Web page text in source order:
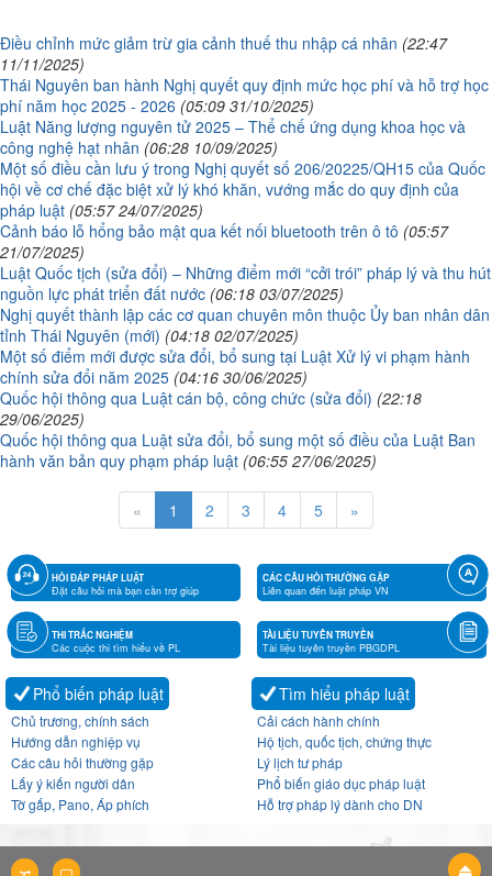
Điều chỉnh mức giảm trừ gia cảnh thuế thu nhập cá nhân (22:47
11/11/2025)
Thái Nguyên ban hành Nghị quyết quy định mức học phí và hỗ trợ học
phí năm học 2025 - 2026 (05:09 31/10/2025)
Luật Năng lượng nguyên tử 2025 – Thể chế ứng dụng khoa học và
công nghệ hạt nhân (06:28 10/09/2025)
Một số điều cần lưu ý trong Nghị quyết số 206/20225/QH15 của Quốc
hội về cơ chế đặc biệt xử lý khó khăn, vướng mắc do quy định của
pháp luật (05:57 24/07/2025)
Cảnh báo lỗ hổng bảo mật qua kết nối bluetooth trên ô tô (05:57
21/07/2025)
Luật Quốc tịch (sửa đổi) – Những điểm mới “cởi trói” pháp lý và thu hút
nguồn lực phát triển đất nước (06:18 03/07/2025)
Nghị quyết thành lập các cơ quan chuyên môn thuộc Ủy ban nhân dân
tỉnh Thái Nguyên (mới) (04:18 02/07/2025)
Một số điểm mới được sửa đổi, bổ sung tại Luật Xử lý vi phạm hành
chính sửa đổi năm 2025 (04:16 30/06/2025)
Quốc hội thông qua Luật cán bộ, công chức (sửa đổi) (22:18
29/06/2025)
Quốc hội thông qua Luật sửa đổi, bổ sung một số điều của Luật Ban
hành văn bản quy phạm pháp luật (06:55 27/06/2025)
« 1 2 3 4 5 »
HỎI ĐÁP PHÁP LUẬT
Đặt câu hỏi mà bạn cần trợ giúp
CÁC CÂU HỎI THƯỜNG GẶP
Liên quan đến luật pháp VN
THI TRẮC NGHIỆM
Các cuộc thi tìm hiểu về PL
TÀI LIỆU TUYÊN TRUYỀN
Tài liệu tuyên truyền PBGDPL
Phổ biến pháp luật
Chủ trương, chính sách
Hướng dẫn nghiệp vụ
Các câu hỏi thường gặp
Lấy ý kiến người dân
Tờ gấp, Pano, Áp phích
Tìm hiểu pháp luật
Cải cách hành chính
Hộ tịch, quốc tịch, chứng thực
Lý lịch tư pháp
Phổ biến giáo dục pháp luật
Hỗ trợ pháp lý dành cho DN